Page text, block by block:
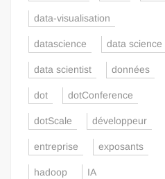
data-visualisation
datascience data science
data scientist données
dot dotConference
dotScale développeur
entreprise exposants
hadoop IA